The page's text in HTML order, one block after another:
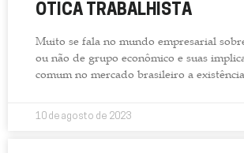
ÓTICA TRABALHISTA
Muito se fala no mundo empresarial
ou não de grupo econômico e suas
comum no mercado brasileiro a
10 de agosto de 2023